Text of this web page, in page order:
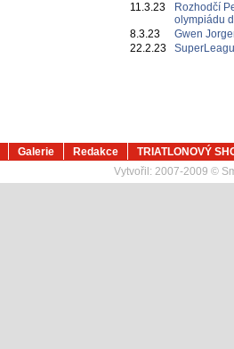
11.3.23
Rozhodčí
olympiádu
8.3.23
Gwen
22.2.23
Galerie Redakce
TRIATLONOVÝ
Vytvořil: 2007-2009 ©